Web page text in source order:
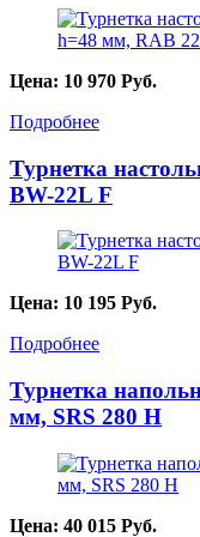
Цена: 10 970 Руб.
Подробнее
Турнетка
BW-22L F
Цена: 10 195 Руб.
Подробнее
Турнетка
мм, SRS 280 H
Цена: 40 015 Руб.